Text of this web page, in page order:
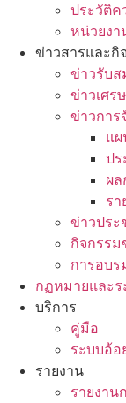
ประวัติค
หน่วยงา
ข่าวสารและกิ
ข่าวรับส
ข่าวเศร
ข่าวการ
แ
ปร
ผ
รา
ข่าวปร
กิจกรร
การอบร
กฏหมายและร
บริการ
คู่มือ
ระบบอ้อ
รายงาน
รายงาน